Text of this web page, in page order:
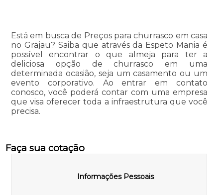
Está em busca de Preços para churrasco em casa
no Grajau? Saiba que através da Espeto Mania é
possível encontrar o que almeja para ter a
deliciosa opção de churrasco em uma
determinada ocasião, seja um casamento ou um
evento corporativo. Ao entrar em contato
conosco, você poderá contar com uma empresa
que visa oferecer toda a infraestrutura que você
precisa.
Faça sua cotação
Informações Pessoais